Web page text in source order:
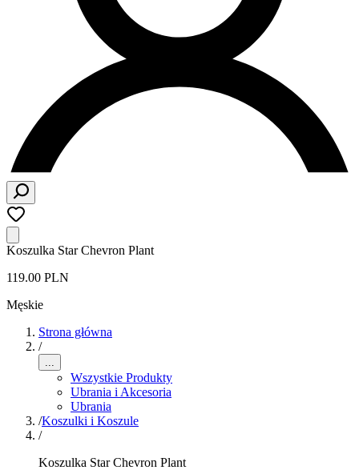
Koszulka Star Chevron Plant
119.00 PLN
Męskie
Strona główna
/
...
Wszystkie Produkty
Ubrania i Akcesoria
Ubrania
/Koszulki i Koszule
/
Koszulka Star Chevron Plant